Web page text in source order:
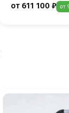
от 611 100 ₽ от